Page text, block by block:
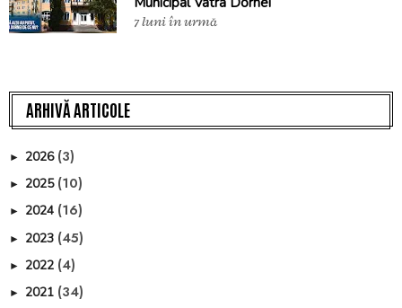
7 luni în urmă
ARHIVĂ ARTICOLE
► 2026 (3)
► 2025 (10)
► 2024 (16)
► 2023 (45)
► 2022 (4)
► 2021 (34)